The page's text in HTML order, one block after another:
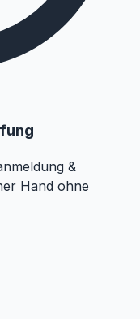
&
Hand ohne